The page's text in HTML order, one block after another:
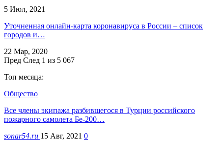
5 Июл, 2021
Уточненная онлайн-карта коронавируса в России – список
городов и…
22 Мар, 2020
Пред След 1 из 5 067
Топ месяца:
Общество
Все члены экипажа разбившегося в Турции российского
пожарного самолета Бе-200…
sonar54.ru 15 Авг, 2021 0